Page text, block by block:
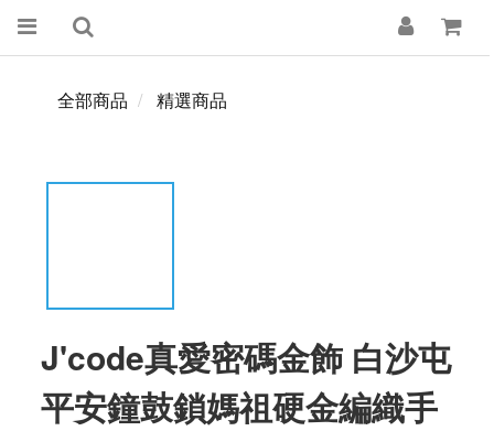
全部商品 精選商品
J'code真愛密碼金飾 白沙屯
平安鐘鼓鎖媽祖硬金編織手